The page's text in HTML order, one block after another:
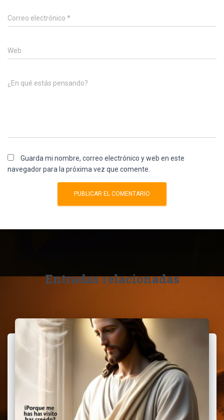
Correo electrónico *
Web
¿En qué estás pensando?
Guarda mi nombre, correo electrónico y web en este
navegador para la próxima vez que comente.
Entradas relacionadas